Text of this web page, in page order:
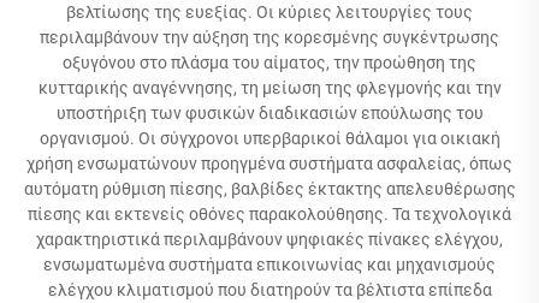
βελτίωσης της ευεξίας. Οι κύριες λειτουργίες τους
περιλαμβάνουν την αύξηση της κορεσμένης συγκέντρωσης
οξυγόνου στο πλάσμα του αίματος, την προώθηση της
κυτταρικής αναγέννησης, τη μείωση της φλεγμονής και την
υποστήριξη των φυσικών διαδικασιών επούλωσης του
οργανισμού. Οι σύγχρονοι υπερβαρικοί θάλαμοι για οικιακή
χρήση ενσωματώνουν προηγμένα συστήματα ασφαλείας, όπως
αυτόματη ρύθμιση πίεσης, βαλβίδες έκτακτης απελευθέρωσης
πίεσης και εκτενείς οθόνες παρακολούθησης. Τα τεχνολογικά
χαρακτηριστικά περιλαμβάνουν ψηφιακές πίνακες ελέγχου,
ενσωματωμένα συστήματα επικοινωνίας και μηχανισμούς
ελέγχου κλιματισμού που διατηρούν τα βέλτιστα επίπεδα